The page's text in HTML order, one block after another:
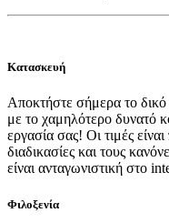
Κατασκευή
Αποκτήστε σήμερα το
με το χαμηλότερο δυνατό
εργασία σας! Οι τιμές
διαδικασίες και τους
είναι ανταγωνιστική στο
Φιλοξενία